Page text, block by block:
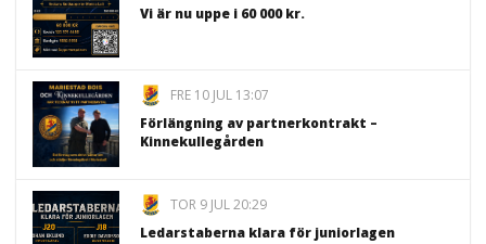
Vi är nu uppe i 60 000 kr.
FRE 10 JUL 13:07
Förlängning av partnerkontrakt –
Kinnekullegården
TOR 9 JUL 20:29
Ledarstaberna klara för juniorlagen